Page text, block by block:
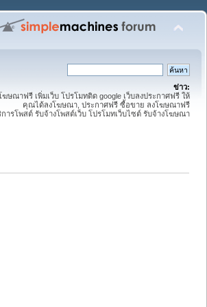
ข่าว:
ณาฟรี เพิ่มเว็บ โปรโมทติด google เว็บลงประกาศฟรี ให้
คุณได้ลงโฆษณา, ประกาศฟรี ซื้อขาย ลงโฆษณาฟรี
ารโพสต์ รับจ้างโพสต์เว็บ โปรโมทเว็บไซต์ รับจ้างโฆษณา